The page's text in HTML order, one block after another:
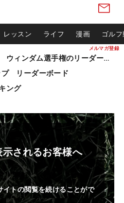
メルマガ登録
レッスン ライフ 漫画 ゴル
松山英樹ら出場 ウィンダム選手権のリーダーボード
リーダーボード
ング
されるお客様へ
イトの閲覧を続けることがで